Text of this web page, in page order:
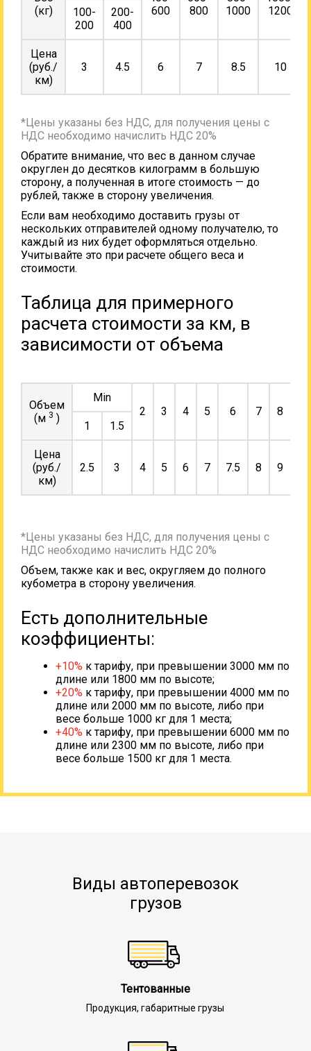
(кг)
600
800
1000
1200
100-
200
200-
400
Цена
(руб./
км)
3 4.5 6 7 8.5 10
*Цены указаны без НДС, для получения цены с
НДС необходимо начислить НДС 20%
Обратите внимание, что вес в данном случае
округлен до десятков килограмм в большую
сторону, а полученная в итоге стоимость — до
рублей, также в сторону увеличения.
Если вам необходимо доставить грузы от
нескольких отправителей одному получателю, то
каждый из них будет оформляться отдельно.
Учитывайте это при расчете общего веса и
стоимости.
Таблица для примерного
расчета стоимости за км, в
зависимости от объема
Объем
(м 3 )
Min
2
3 4 5 6 7 8
1
1.5
Цена
(руб./
км)
2.5 3 4 5 6 7 7.5 8 9
*Цены указаны без НДС, для получения цены с
НДС необходимо начислить НДС 20%
Объем, также как и вес, округляем до полного
кубометра в сторону увеличения.
Есть дополнительные
коэффициенты:
+10% к тарифу, при превышении 3000 мм по
длине или 1800 мм по высоте;
+20% к тарифу, при превышении 4000 мм по
длине или 2000 мм по высоте, либо при
весе больше 1000 кг для 1 места;
+40% к тарифу, при превышении 6000 мм по
длине или 2300 мм по высоте, либо при
весе больше 1500 кг для 1 места.
Виды автоперевозок
грузов
Тентованные
Продукция, габаритные грузы